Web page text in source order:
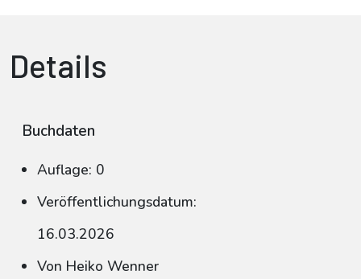
Details
Buchdaten
Auflage: 0
Veröffentlichungsdatum:
16.03.2026
Von Heiko Wenner